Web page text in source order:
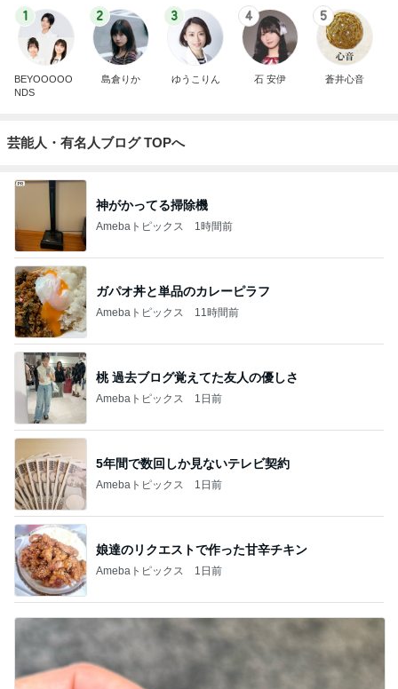
1
BEYOOOOO
NDS
2
島倉りか
3
ゆうこりん
4
石 安伊
5
蒼井心音
芸能人・有名人ブログ TOPへ
神がかってる掃除機
Amebaトピックス 1時間前
ガパオ丼と単品のカレーピラフ
Amebaトピックス 11時間前
桃 過去ブログ覚えてた友人の優しさ
Amebaトピックス 1日前
5年間で数回しか見ないテレビ契約
Amebaトピックス 1日前
娘達のリクエストで作った甘辛チキン
Amebaトピックス 1日前